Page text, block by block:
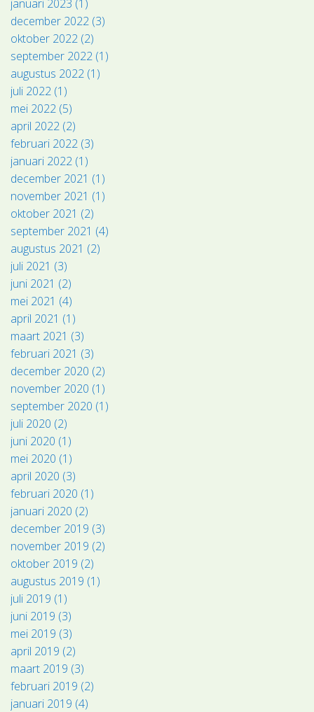
januari 2023 (1)
december 2022 (3)
oktober 2022 (2)
september 2022 (1)
augustus 2022 (1)
juli 2022 (1)
mei 2022 (5)
april 2022 (2)
februari 2022 (3)
januari 2022 (1)
december 2021 (1)
november 2021 (1)
oktober 2021 (2)
september 2021 (4)
augustus 2021 (2)
juli 2021 (3)
juni 2021 (2)
mei 2021 (4)
april 2021 (1)
maart 2021 (3)
februari 2021 (3)
december 2020 (2)
november 2020 (1)
september 2020 (1)
juli 2020 (2)
juni 2020 (1)
mei 2020 (1)
april 2020 (3)
februari 2020 (1)
januari 2020 (2)
december 2019 (3)
november 2019 (2)
oktober 2019 (2)
augustus 2019 (1)
juli 2019 (1)
juni 2019 (3)
mei 2019 (3)
april 2019 (2)
maart 2019 (3)
februari 2019 (2)
januari 2019 (4)